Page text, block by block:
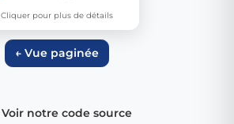
Cliquer pour plus de détails
← Vue paginée
Voir notre code source